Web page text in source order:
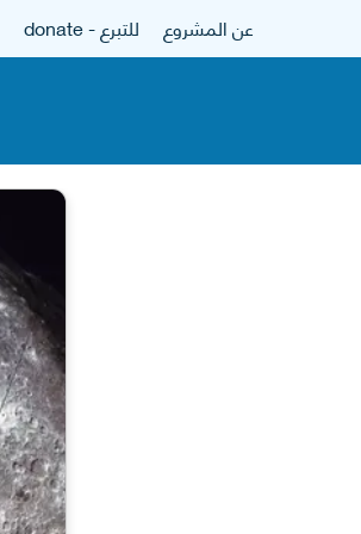
عن المشروع للتبرع - donate